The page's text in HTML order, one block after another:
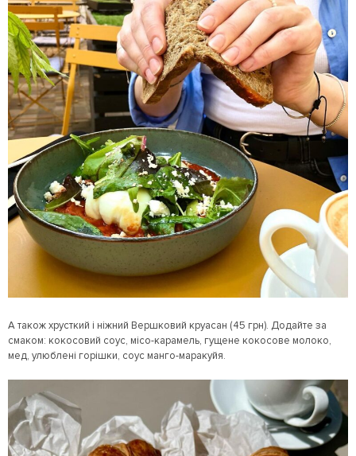
А також хрусткий і ніжний Вершковий круасан (45 грн). Додайте за
смаком: кокосовий соус, місо-карамель, гущене кокосове молоко,
мед, улюблені горішки, соус манго-маракуйя.